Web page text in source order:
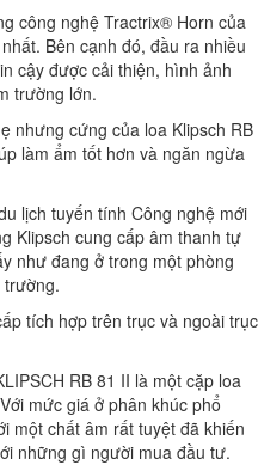
công nghệ Tractrix® Horn của
Bên cạnh đó, đầu ra nhiều
cậy được cải thiện, hình ảnh
trường lớn.
nhưng cứng của loa Klipsch RB
làm ẩm tốt hơn và ngăn ngừa
lịch tuyến tính Công nghệ mới
Klipsch cung cấp âm thanh tự
như đang ở trong một phòng
trường.
tích hợp trên trục và ngoài trục
RB 81 II là một cặp loa
mức giá ở phân khúc phổ
một chất âm rất tuyệt đã khiến
những gì người mua đầu tư.